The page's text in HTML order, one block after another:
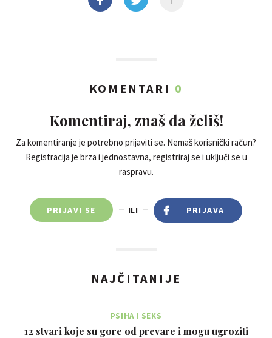
KOMENTARI 0
Komentiraj, znaš da želiš!
Za komentiranje je potrebno prijaviti se. Nemaš korisnički račun?
Registracija je brza i jednostavna, registriraj se i uključi se u
raspravu.
PRIJAVI SE ILI PRIJAVA
NAJČITANIJE
PSIHA I SEKS
12 stvari koje su gore od prevare i mogu ugroziti